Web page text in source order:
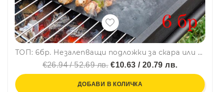
ТОП: 6бр. Незалепващи подложки за скара или барбекю
€26.94 / 52.69 лв.€10.63 / 20.79 лв.
ДОБАВИ В КОЛИЧКА